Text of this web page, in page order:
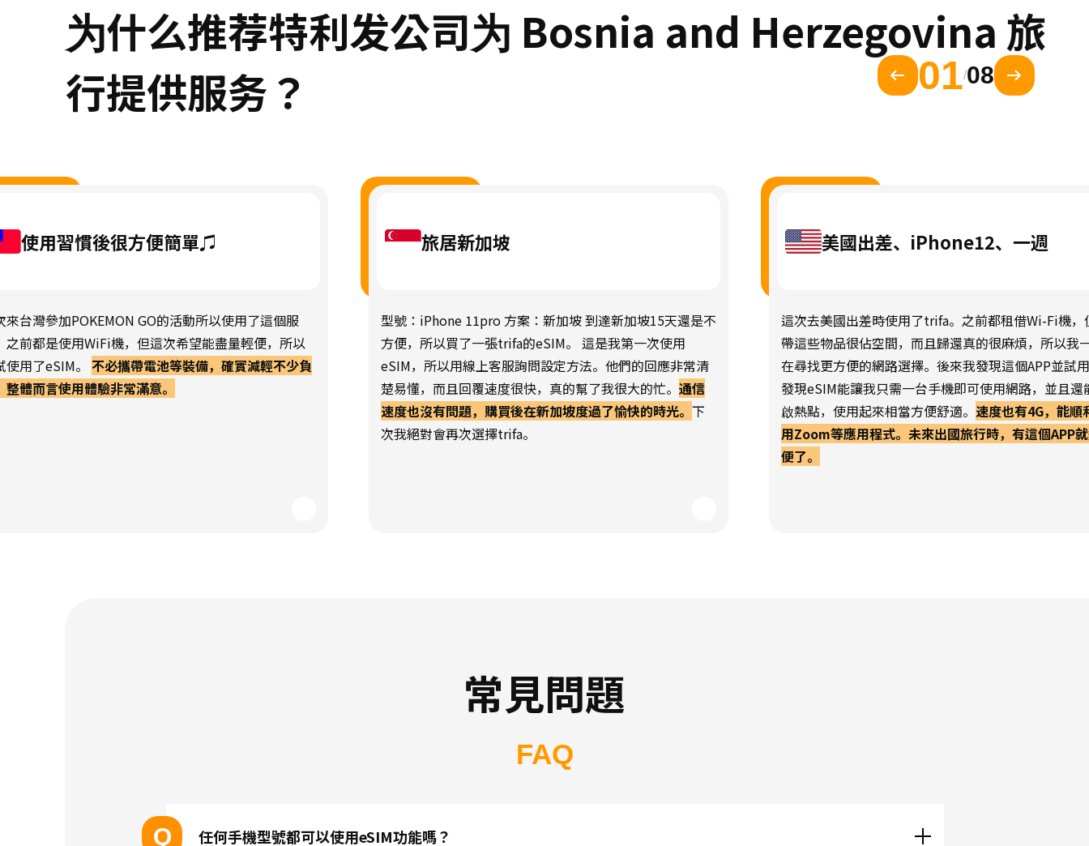
为什么推荐特利发公司为 Bosnia and Herzegovina 旅
行提供服务？
01/08
使用習慣後很方便簡單♫
來台灣參加POKEMON GO的活動所以使用了這個服
之前都是使用WiFi機，但這次希望能盡量輕便，所以
使用了eSIM。 不必攜帶電池等裝備，確實減輕不少負
整體而言使用體驗非常滿意。
旅居新加坡
型號：iPhone 11pro 方案：新加坡 到達新加坡15天還是不
方便，所以買了一張trifa的eSIM。 這是我第一次使用
eSIM，所以用線上客服詢問設定方法。他們的回應非常清
楚易懂，而且回覆速度很快，真的幫了我很大的忙。 通信
速度也沒有問題，購買後在新加坡度過了愉快的時光。 下
次我絕對會再次選擇trifa。
美國出差、iPhone12、一週
這次去美國出差時使用了trifa。之前都租借Wi-Fi機，
帶這些物品很佔空間，而且歸還真的很麻煩，所以我
在尋找更方便的網路選擇。後來我發現這個APP並試
發現eSIM能讓我只需一台手機即可使用網路，並且還
啟熱點，使用起來相當方便舒適。 速度也有4G，能順
用Zoom等應用程式。未來出國旅行時，有這個APP
便了。
常見問題
FAQ
Q 任何手機型號都可以使用eSIM功能嗎？